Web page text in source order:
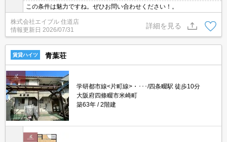
この条件は魅力ですね。ぜひお問い合わせください！。
株式会社エイブル 住道店
情報更新日 2026/07/31
詳細を見る
賃貸ハイツ 青葉荘
学研都市線<片町線>・･･･/四条畷駅 徒歩10分
大阪府四條畷市米崎町
築63年
2階建